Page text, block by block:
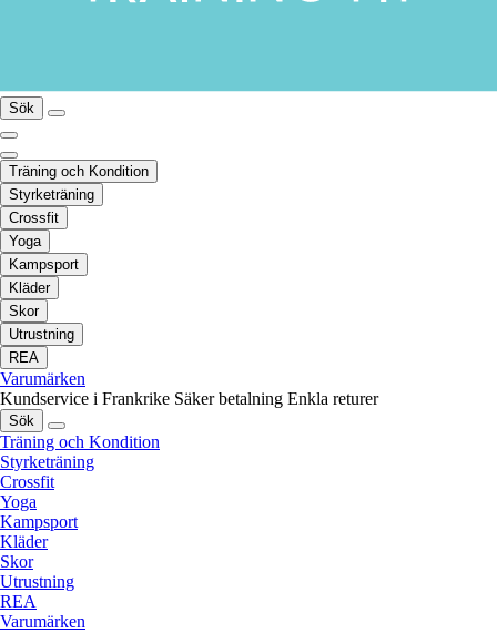
Sök
Träning och Kondition
Styrketräning
Crossfit
Yoga
Kampsport
Kläder
Skor
Utrustning
REA
Varumärken
Kundservice i Frankrike Säker betalning Enkla returer
Sök
Träning och Kondition
Styrketräning
Crossfit
Yoga
Kampsport
Kläder
Skor
Utrustning
REA
Varumärken